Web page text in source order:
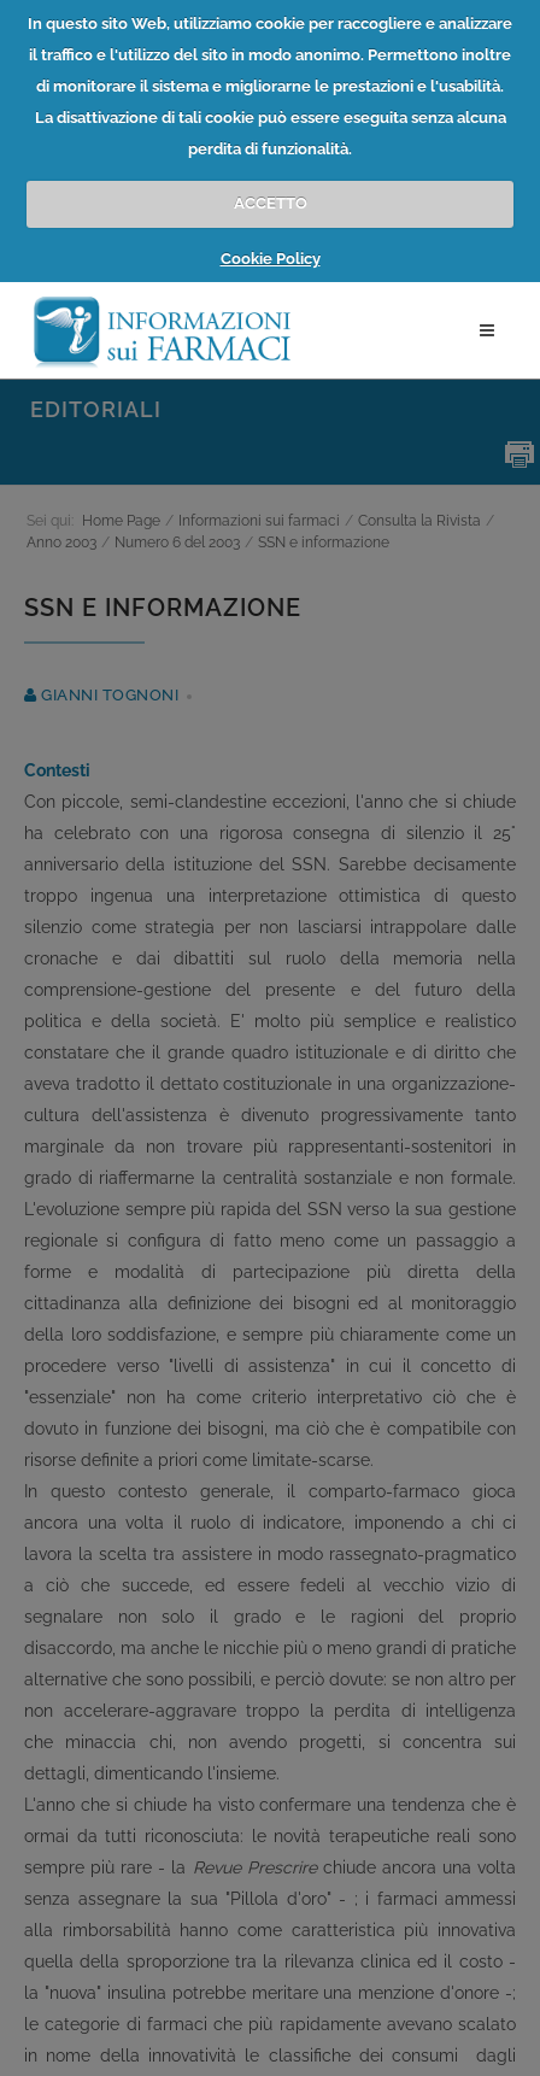
In questo sito Web, utilizziamo cookie per raccogliere e analizzare
il traffico e l'utilizzo del sito in modo anonimo. Permettono inoltre
di monitorare il sistema e migliorarne le prestazioni e l'usabilità.
La disattivazione di tali cookie può essere eseguita senza alcuna
perdita di funzionalità.
ACCETTO
Cookie Policy
EDITORIALI
Sei qui: Home Page / Informazioni sui farmaci / Consulta la Rivista /
Anno 2003 / Numero 6 del 2003 / SSN e informazione
SSN E INFORMAZIONE
GIANNI TOGNONI
Contesti
Con piccole, semi-clandestine eccezioni, l'anno che si chiude
ha celebrato con una rigorosa consegna di silenzio il 25°
anniversario della istituzione del SSN. Sarebbe decisamente
troppo ingenua una interpretazione ottimistica di questo
silenzio come strategia per non lasciarsi intrappolare dalle
cronache e dai dibattiti sul ruolo della memoria nella
comprensione-gestione del presente e del futuro della
politica e della società. E' molto più semplice e realistico
constatare che il grande quadro istituzionale e di diritto che
aveva tradotto il dettato costituzionale in una organizzazione-
cultura dell'assistenza è divenuto progressivamente tanto
marginale da non trovare più rappresentanti-sostenitori in
grado di riaffermarne la centralità sostanziale e non formale.
L'evoluzione sempre più rapida del SSN verso la sua gestione
regionale si configura di fatto meno come un passaggio a
forme e modalità di partecipazione più diretta della
cittadinanza alla definizione dei bisogni ed al monitoraggio
della loro soddisfazione, e sempre più chiaramente come un
procedere verso "livelli di assistenza" in cui il concetto di
"essenziale" non ha come criterio interpretativo ciò che è
dovuto in funzione dei bisogni, ma ciò che è compatibile con
risorse definite a priori come limitate-scarse.
In questo contesto generale, il comparto-farmaco gioca
ancora una volta il ruolo di indicatore, imponendo a chi ci
lavora la scelta tra assistere in modo rassegnato-pragmatico
a ciò che succede, ed essere fedeli al vecchio vizio di
segnalare non solo il grado e le ragioni del proprio
disaccordo, ma anche le nicchie più o meno grandi di pratiche
alternative che sono possibili, e perciò dovute: se non altro per
non accelerare-aggravare troppo la perdita di intelligenza
che minaccia chi, non avendo progetti, si concentra sui
dettagli, dimenticando l'insieme.
L'anno che si chiude ha visto confermare una tendenza che è
ormai da tutti riconosciuta: le novità terapeutiche reali sono
sempre più rare - la Revue Prescrirechiude ancora una volta
senza assegnare la sua "Pillola d'oro" - ; i farmaci ammessi
alla rimborsabilità hanno come caratteristica più innovativa
quella della sproporzione tra la rilevanza clinica ed il costo -
la "nuova" insulina potrebbe meritare una menzione d'onore -;
le categorie di farmaci che più rapidamente avevano scalato
in nome della innovatività le classifiche dei consumi ­ dagli